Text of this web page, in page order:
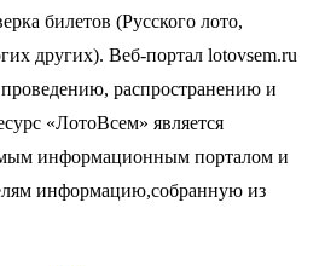
билетов (Русского лото,
других). Веб-портал lotovsem.ru
проведению, распространению и
«ЛотоВсем» является
информационным порталом и
информацию,собранную из